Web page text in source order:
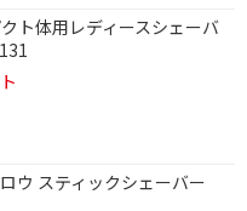
ト体用レディースシェーバ
ウ スティックシェーバー